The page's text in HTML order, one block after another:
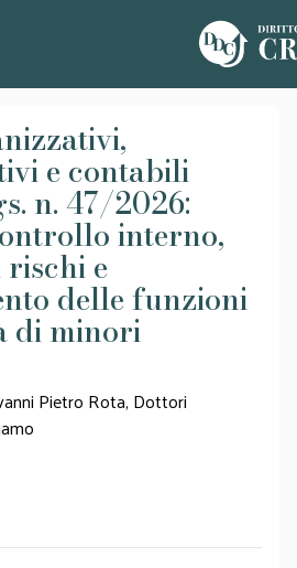
e contabili
n. 47/2026:
interno,
rischi e
delle funzioni
di minori
Pietro Rota, Dottori